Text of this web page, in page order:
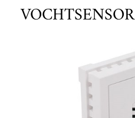
VOCHTSENSOR